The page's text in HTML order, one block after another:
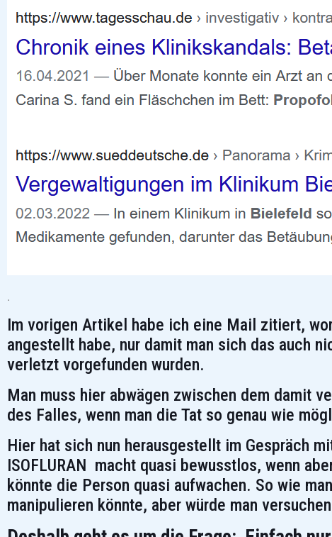
.
Im vorigen Artikel habe ich eine Mail zitiert,
angestellt habe, nur damit man sich das auch
verletzt vorgefunden wurden.
Man muss hier abwägen zwischen dem damit
des Falles, wenn man die Tat so genau wie
Hier hat sich nun herausgestellt im Gespräch
ISOFLURAN macht quasi bewusstlos, wenn
könnte die Person quasi aufwachen. So wie
manipulieren könnte, aber würde man